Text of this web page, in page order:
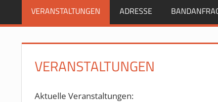
VERANSTALTUNGEN ADRESSE
VERANSTALTUNGEN
Aktuelle Veranstaltungen: